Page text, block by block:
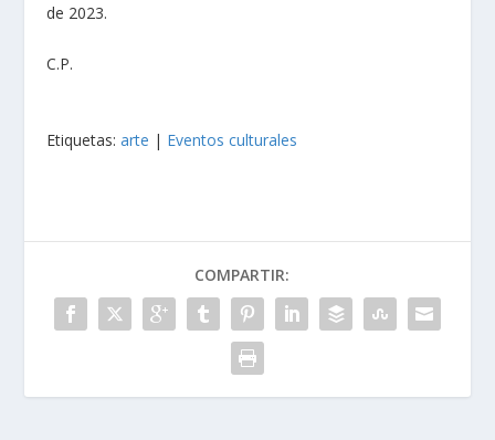
de 2023.
C.P.
Etiquetas:arte | Eventos culturales
COMPARTIR: